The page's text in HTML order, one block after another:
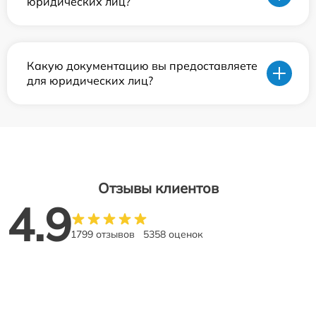
Какую документацию вы предоставляете
для юридических лиц?
Отзывы клиентов
4.91799 отзывов 5358 оценок